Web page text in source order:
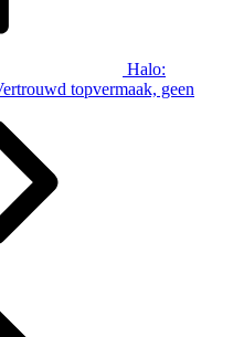
Halo:
topvermaak, geen